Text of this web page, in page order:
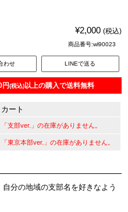
¥2,000 (税込)
商品番号:wl90023
わせ LINEで送る
円(税込)以上の購入で送料無料
カート
「支部ver.」の在庫がありません。
「東京本部ver.」の在庫がありません。
分の地域の支部名を好きなよう